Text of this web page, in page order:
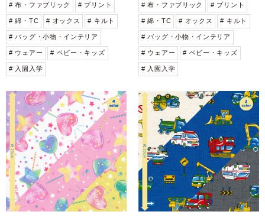
# 布・ファブリック # プリント
# 綿・TC # オックス # キルト
# バッグ・小物・インテリア
# ウェアー # ベビー・キッズ
# 入園入学
# 布・ファブリック # プリント
# 綿・TC # オックス # キルト
# バッグ・小物・インテリア
# ウェアー # ベビー・キッズ
# 入園入学